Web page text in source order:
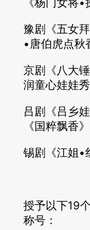
《杨门女将•
豫剧《
•唐伯虎点秋
京剧《
润童心娃娃秀
吕剧《吕
《国粹飘香》
锡剧《江姐•
授予以下19
称号：